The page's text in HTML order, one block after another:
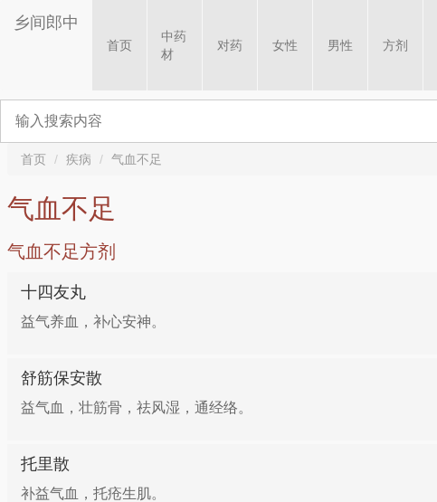
乡间郎中
首页
中药
材
对药 女性 男性 方剂
首页 疾病 气血不足
气血不足
气血不足方剂
十四友丸
益气养血，补心安神。
舒筋保安散
益气血，壮筋骨，祛风湿，通经络。
托里散
补益气血，托疮生肌。